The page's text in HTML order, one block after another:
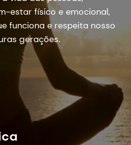
estar físico e emocional,
funciona e respeita nosso
gerações.​